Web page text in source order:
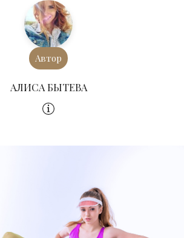
Автор
АЛИСА БЫТЕВА